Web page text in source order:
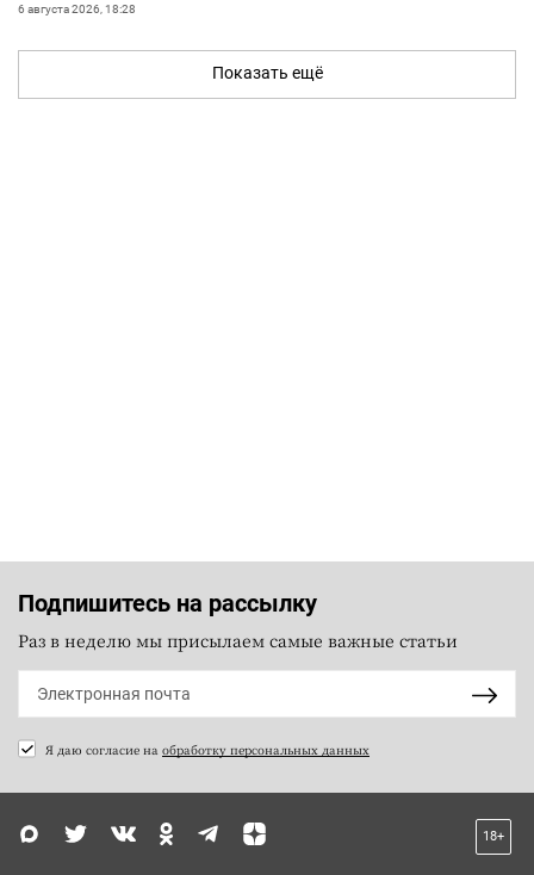
6 августа 2026, 18:28
Показать ещё
Подпишитесь на рассылку
Раз в неделю мы присылаем самые важные статьи
Я даю согласие на обработку персональных данных
18+